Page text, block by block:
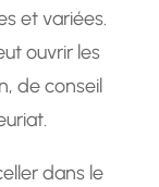
et variées.
ouvrir les
de conseil
dans le